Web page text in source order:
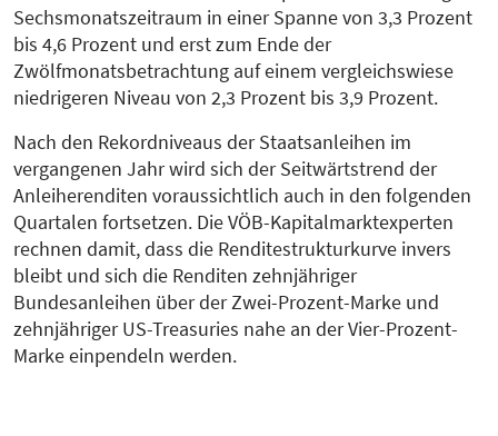
Sechsmonatszeitraum in einer Spanne von 3,3 Prozent
bis 4,6 Prozent und erst zum Ende der
Zwölfmonatsbetrachtung auf einem vergleichswiese
niedrigeren Niveau von 2,3 Prozent bis 3,9 Prozent.
Nach den Rekordniveaus der Staatsanleihen im
vergangenen Jahr wird sich der Seitwärtstrend der
Anleiherenditen voraussichtlich auch in den folgenden
Quartalen fortsetzen. Die VÖB-Kapitalmarktexperten
rechnen damit, dass die Renditestrukturkurve invers
bleibt und sich die Renditen zehnjähriger
Bundesanleihen über der Zwei-Prozent-Marke und
zehnjähriger US-Treasuries nahe an der Vier-Prozent-
Marke einpendeln werden.